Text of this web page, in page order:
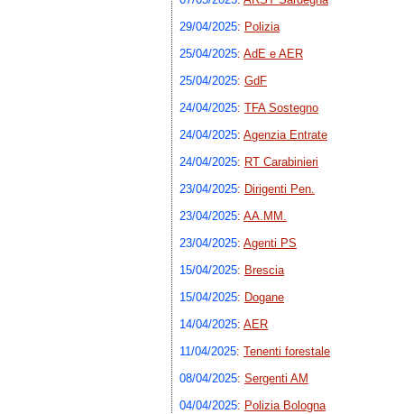
29/04/2025: Polizia
25/04/2025: AdE e AER
25/04/2025: GdF
24/04/2025: TFA Sostegno
24/04/2025: Agenzia Entrate
24/04/2025: RT Carabinieri
23/04/2025: Dirigenti Pen.
23/04/2025: AA.MM.
23/04/2025: Agenti PS
15/04/2025: Brescia
15/04/2025: Dogane
14/04/2025: AER
11/04/2025: Tenenti forestale
08/04/2025: Sergenti AM
04/04/2025: Polizia Bologna